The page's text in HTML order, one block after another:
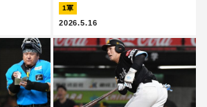
1軍
2026.5.16